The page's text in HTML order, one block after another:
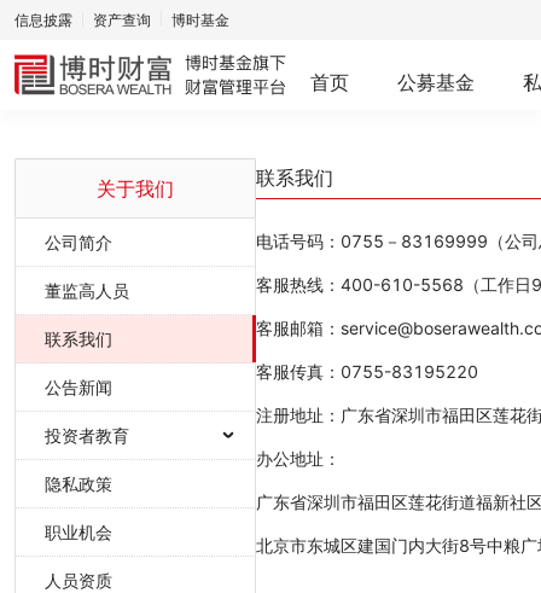
信息披露 资产查询 博时基金
首页 公募基金
关于我们
公司简介
董监高人员
联系我们
公告新闻
投资者教育
法律法规
反洗钱专栏
适当性管理
隐私政策
职业机会
人员资质
联系我们
电话号码：0755－83169999（公司
客服热线：400-610-5568（工作日
客服邮箱：
客服传真：0755-83195220
注册地址：广东省深圳市福田区莲花
办公地址：
广东省深圳市福田区莲花街道福新
北京市东城区建国门内大街8号中粮